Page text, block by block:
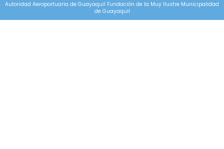
Autoridad Aeroportuaria de Guayaquil Fundación de la Muy Ilustre Municipalidad
de Guayaquil